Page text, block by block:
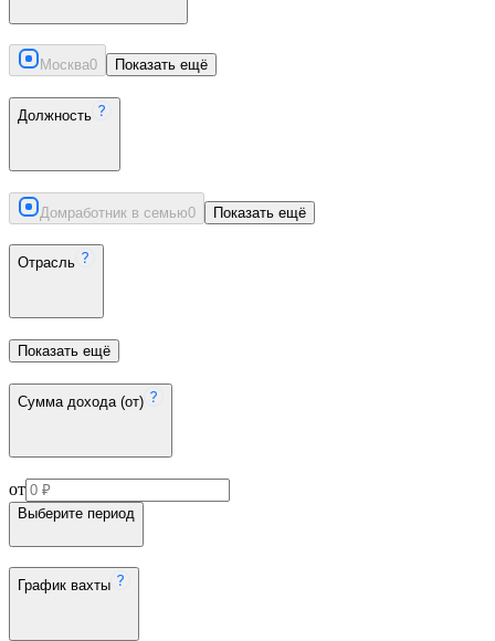
Москва0 Показать ещё
Должность
Домработник в семью0 Показать ещё
Отрасль
Показать ещё
Сумма дохода (от)
от
Выберите период
График вахты